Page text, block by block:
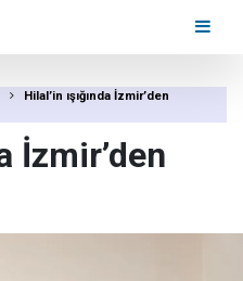
Hilal’in ışığında İzmir’den
İzmir’den